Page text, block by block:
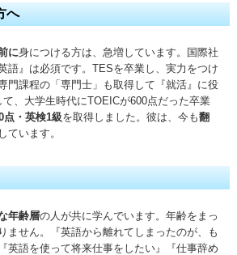
へ
に身につける方は、急増しています。国際社
語』は必須です。TESを卒業し、実力をつけ
門課程の「専門士」も取得して『就活』に役
、大学生時代にTOEICが600点だった卒業
点・英検1級を取得しました。彼は、今も翻
ています。
年齢層の人が共に学んでいます。年齢をまっ
ません。『英語から離れてしまったのが、も
英語を使って将来仕事をしたい』『仕事辞め